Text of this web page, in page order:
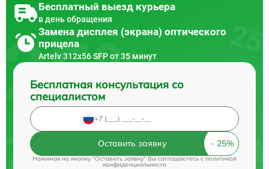
Бесплатный выезд курьера
в день обращения
Замена дисплея (экрана) оптического
прицела
Artelv 312x56 SFP от 35 минут
Бесплатная консультация со
специалистом
Оставить заявку
Нажимая на кнопку "Оставить заявку" Вы соглашаетесь cполитикой
конфиденциальности